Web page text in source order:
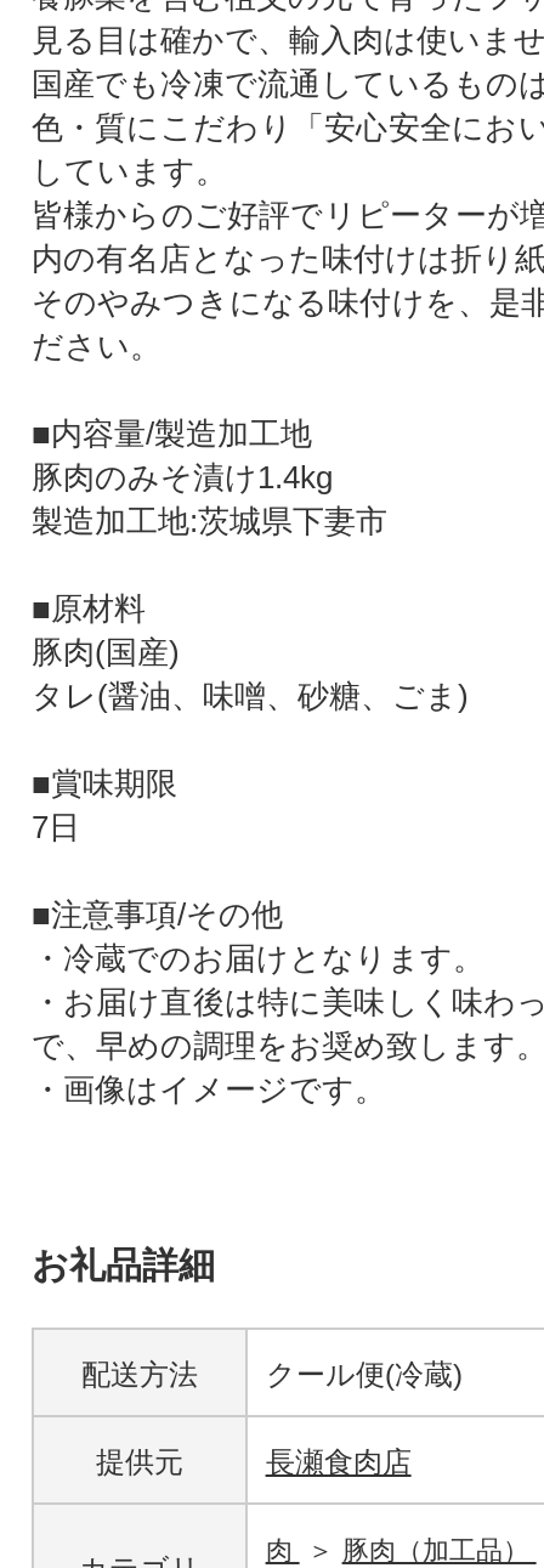
見る目は確かで、輸入肉は使いま
国産でも冷凍で流通しているもの
色・質にこだわり「安心安全にお
しています。
皆様からのご好評でリピーターが
内の有名店となった味付けは折り
そのやみつきになる味付けを、是
ださい。
■内容量/製造加工地
豚肉のみそ漬け1.4kg
製造加工地:茨城県下妻市
■原材料
豚肉(国産)
タレ(醤油、味噌、砂糖、ごま)
■賞味期限
7日
■注意事項/その他
・冷蔵でのお届けとなります。
・お届け直後は特に美味しく味わ
で、早めの調理をお奨め致します
・画像はイメージです。
お礼品詳細
配送方法 クール便(冷蔵)
提供元 長瀬食肉店
肉
豚肉（加工品）